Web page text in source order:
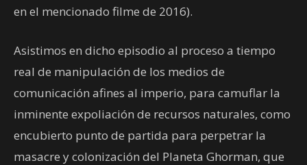
en el mencionado filme de 2016).
Asistimos en dicho episodio al proceso a tiempo
real de manipulación de los medios de
comunicación afines al imperio, para camuflar la
inminente expoliación de recursos naturales, como
encubierto punto de partida para perpetrar la
masacre y colonización del Planeta Ghorman, que